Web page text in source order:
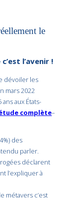
le
l’avenir !
dévoiler les
mars 2022
aux États-
complète–
des
parler.
déclarent
l’expliquer à
métavers c’est